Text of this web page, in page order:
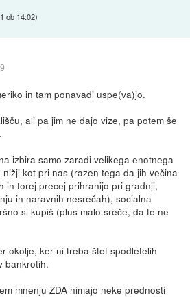
ob 14:02)
in tam ponavadi uspe(va)jo.
ali pa jim ne dajo vize, pa potem še
izbira samo zaradi velikega enotnega
kot pri nas (razen tega da jih večina
in torej precej prihranijo pri gradnji,
in naravnih nesrečah), socialna
si kupiš (plus malo sreče, da te ne
okolje, ker ni treba štet spodletelih
bankrotih.
mnenju ZDA nimajo neke prednosti